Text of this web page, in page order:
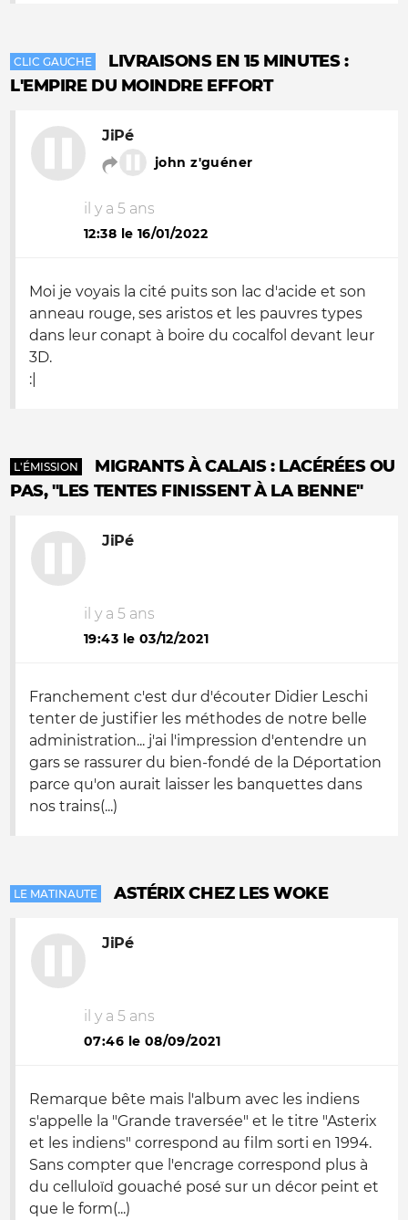
CLIC GAUCHE
LIVRAISONS EN 15 MINUTES :
L'EMPIRE DU MOINDRE EFFORT
JiPé
john z'guéner
il y a 5 ans
12:38 le 16/01/2022
Moi je voyais la cité puits son lac d'acide et son
anneau rouge, ses aristos et les pauvres types
dans leur conapt à boire du cocalfol devant leur
3D.
:|
L'ÉMISSION
MIGRANTS À CALAIS : LACÉRÉES OU
PAS, "LES TENTES FINISSENT À LA BENNE"
JiPé
il y a 5 ans
19:43 le 03/12/2021
Franchement c'est dur d'écouter Didier Leschi
tenter de justifier les méthodes de notre belle
administration... j'ai l'impression d'entendre un
gars se rassurer du bien-fondé de la Déportation
parce qu'on aurait laisser les banquettes dans
nos trains(...)
LE MATINAUTE ASTÉRIX CHEZ LES WOKE
JiPé
il y a 5 ans
07:46 le 08/09/2021
Remarque bête mais l'album avec les indiens
s'appelle la "Grande traversée" et le titre "Asterix
et les indiens" correspond au film sorti en 1994.
Sans compter que l'encrage correspond plus à
du celluloïd gouaché posé sur un décor peint et
que le form(...)